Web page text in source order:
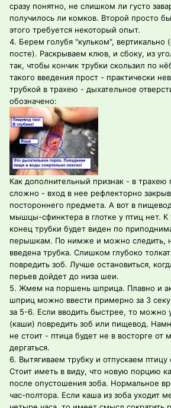
сразу понятно, не слишком ли густо
получилось ли комков. Второй просто
этого требуется некоторый опыт.
4. Берем голубя "кульком", вертикально
посте). Раскрываем клюв, и сбоку, из
так, чтобы кончик трубки скользил по
такого введения прост - практически
трубкой в трахею - дыхательное
обозначено:
Как дополнительный признак - в трахею
сложно - вход в нее рефлекторно
постороннего предмета. А вот в
мышцы-сфинктера в глотке у птиц нет.
конец трубки будет виден по
перышкам. По нимже и можно следить,
введена трубка. Слишком глубоко
повредить зоб. Лучше остановиться,
перьев дойдет до низа шеи.
5. Жмем на поршень шприца. Плавно и
шприц можно ввести примерно за 3
за 5-6. Если вводить быстрее, то можно
(каши) повредить зоб или пищевод.
не стоит - птица будет не в восторге от
дергаться.
6. Вытягиваем трубку и отпускаем птицу
Стоит иметь в виду, что новую порцию
после опустошения зоба. Нормальное
час-полтора. Если каша из зоба уходит